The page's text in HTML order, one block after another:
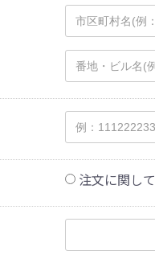
注文に関して